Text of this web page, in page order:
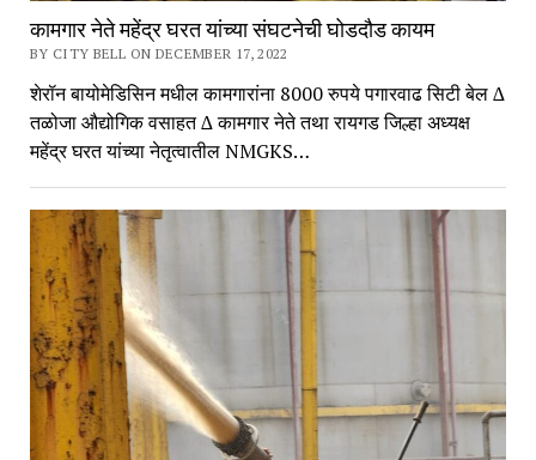
कामगार नेते महेंद्र घरत यांच्या संघटनेची घोडदौड कायम
BY CITY BELL ON DECEMBER 17, 2022
शेरॉन बायोमेडिसिन मधील कामगारांना 8000 रुपये पगारवाढ सिटी बेल ∆
तळोजा औद्योगिक वसाहत ∆ कामगार नेते तथा रायगड जिल्हा अध्यक्ष
महेंद्र घरत यांच्या नेतृत्वातील NMGKS…